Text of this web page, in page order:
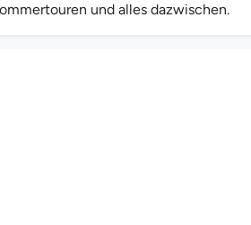
und alles dazwischen.